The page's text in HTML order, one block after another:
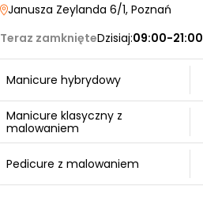
Janusza Zeylanda 6/1, Poznań
Teraz zamknięteDzisiaj:09:00-21:00
Manicure hybrydowy
Manicure klasyczny z
malowaniem
Pedicure z malowaniem